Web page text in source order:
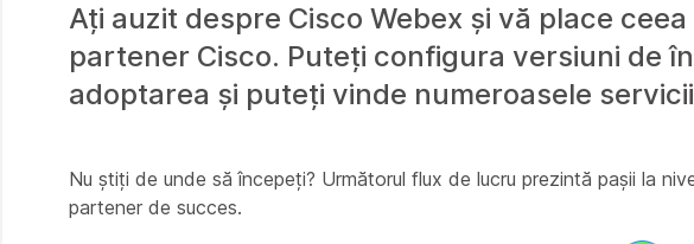
Ați auzit despre Cisco Webex și vă place
partener Cisco. Puteți configura versiuni de
adoptarea și puteți vinde numeroasele
Nu știți de unde să începeți? Următorul flux de lucru prezintă pașii la
partener de succes.